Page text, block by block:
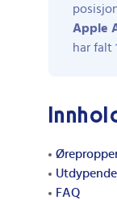
Apple
har falt
FAQ